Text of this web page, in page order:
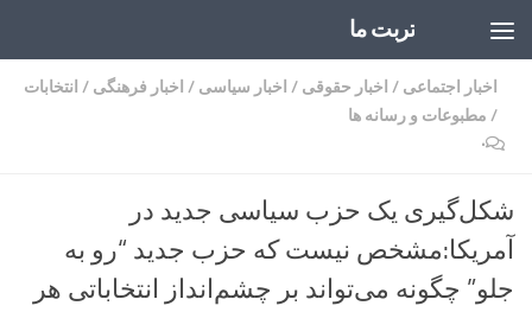
تربت ما
اخبار اجتماعی / اخبار حقوقی / اخبار سیاسی / اخبار فرهنگی / انتخابات
/ مطبوعات و رسانه ها
۰
شکل‌گیری یک حزب سیاسی جدید در
آمریکا:مشخص نیست که حزب جدید “رو به
جلو” چگونه می‌تواند بر چشم‌انداز انتخاباتی هر